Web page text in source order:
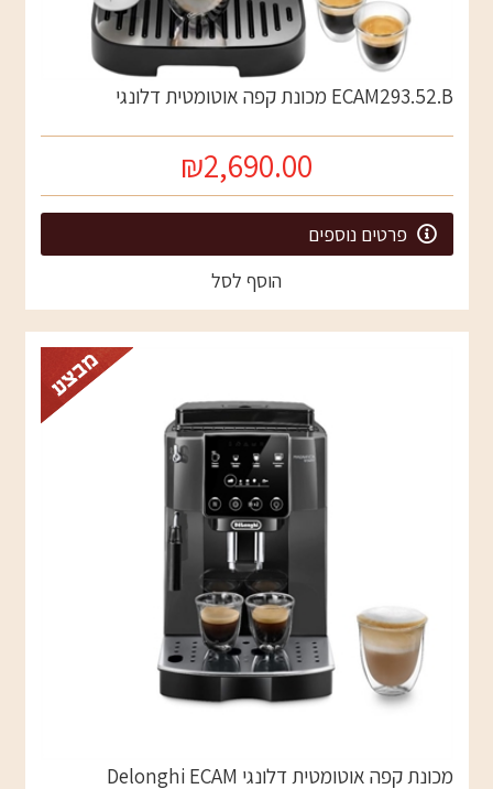
ECAM293.52.B מכונת קפה אוטומטית דלונגי
₪2,690.00
פרטים נוספים
הוסף לסל
מכונת קפה אוטומטית דלונגי Delonghi ECAM